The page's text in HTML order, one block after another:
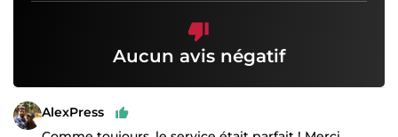
Aucun avis négatif
AlexPress